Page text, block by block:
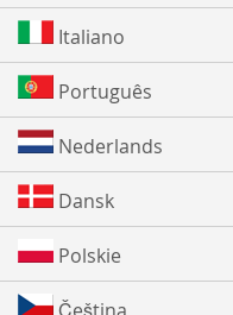
Italiano
Português
Nederlands
Dansk
Polskie